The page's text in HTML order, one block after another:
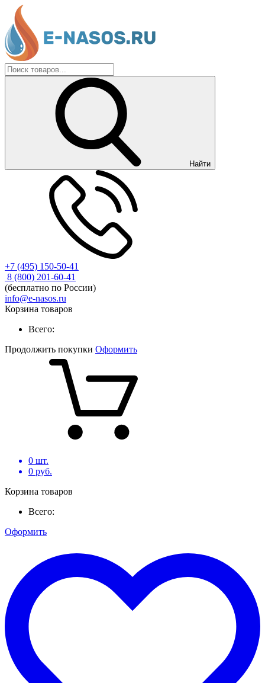
Найти
+7 (495) 150-50-41
8 (800) 201-60-41
(бесплатно по России)
info@e-nasos.ru
Корзина товаров
Всего:
Продолжить покупки Оформить
0 шт.
0 руб.
Корзина товаров
Всего:
Оформить